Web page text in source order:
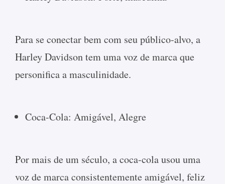
Para se conectar bem com seu público-alvo, a
Harley Davidson tem uma voz de marca que
personifica a masculinidade.
Coca-Cola: Amigável, Alegre
Por mais de um século, a coca-cola usou uma
voz de marca consistentemente amigável, feliz